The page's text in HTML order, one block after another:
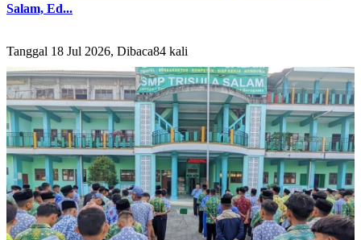
Salam, Ed...
Tanggal 18 Jul 2026, Dibaca84 kali